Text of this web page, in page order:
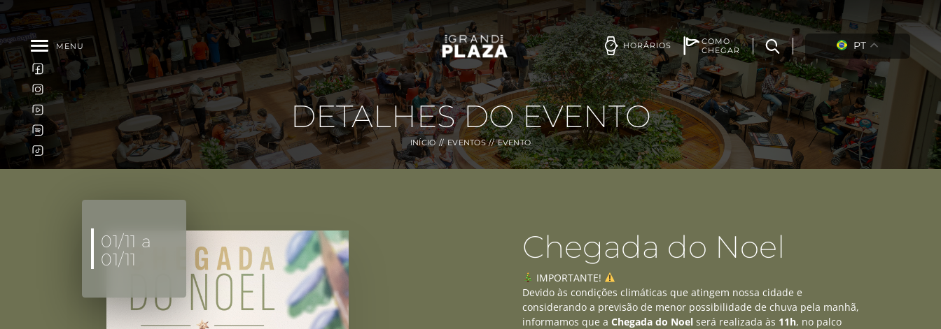
MENU HORÁRIOS
COMO
CHEGAR
PT
DETALHES DO EVENTO
INÍCIO EVENTOS EVENTO
01/11 a
01/11
Chegada do Noel
IMPORTANTE!
Devido às condições climáticas que atingem nossa cidade e
considerando a previsão de menor possibilidade de chuva pela manhã,
informamos que a Chegada do Noelserá realizada às 11h, no palco